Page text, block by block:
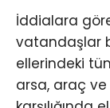
İddialara
vatandaşlar
ellerindeki
arsa, araç ve